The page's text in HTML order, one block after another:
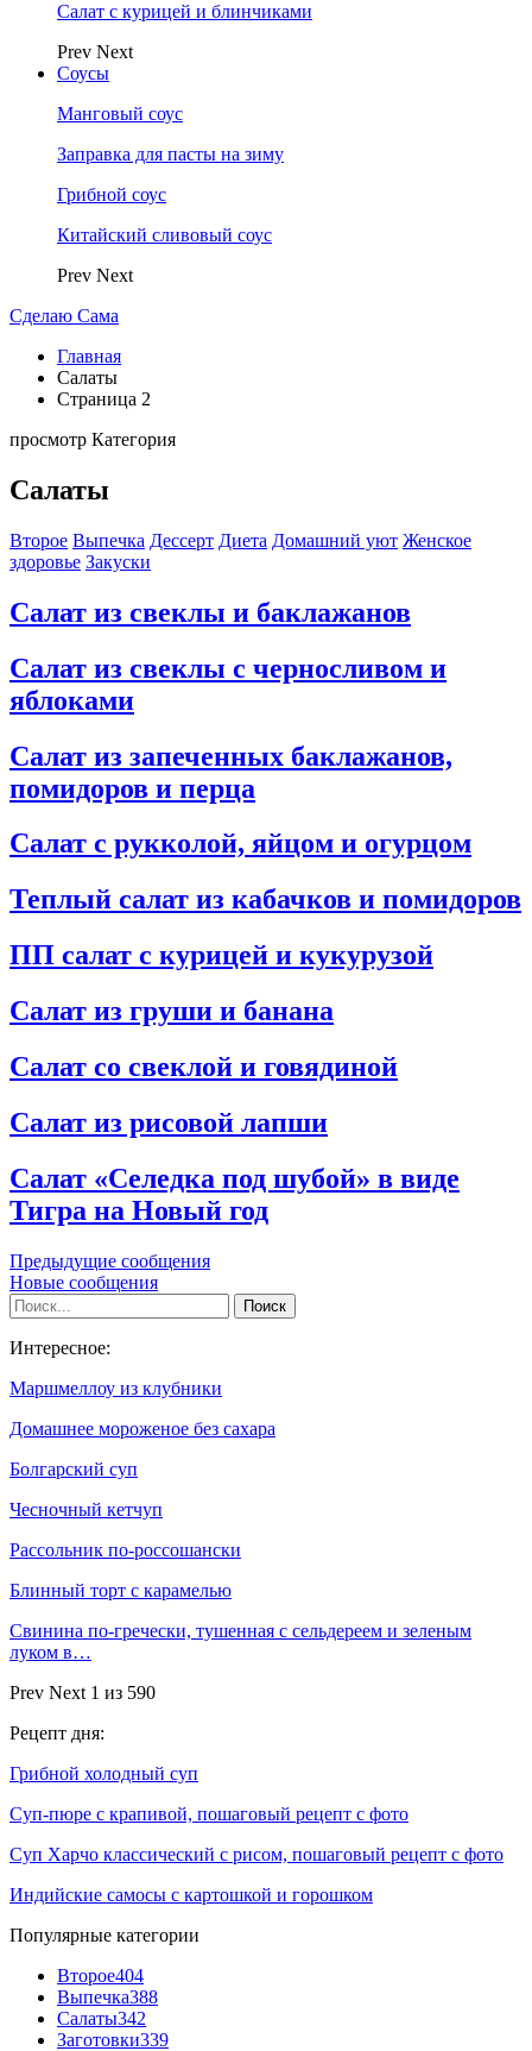
Салат с курицей и блинчиками
Prev Next
Соусы
Манговый соус
Заправка для пасты на зиму
Грибной соус
Китайский сливовый соус
Prev Next
Сделаю Сама
Главная
Салаты
Страница 2
просмотр Категория
Салаты
Второе Выпечка Дессерт Диета Домашний уют Женское
здоровье Закуски
Салат из свеклы и баклажанов
Салат из свеклы с черносливом и
яблоками
Салат из запеченных баклажанов,
помидоров и перца
Салат с рукколой, яйцом и огурцом
Теплый салат из кабачков и помидоров
ПП салат с курицей и кукурузой
Салат из груши и банана
Салат со свеклой и говядиной
Салат из рисовой лапши
Салат «Селедка под шубой» в виде
Тигра на Новый год
Предыдущие сообщения
Новые сообщения
Интересное:
Маршмеллоу из клубники
Домашнее мороженое без сахара
Болгарский суп
Чесночный кетчуп
Рассольник по-россошански
Блинный торт с карамелью
Свинина по-гречески, тушенная с сельдереем и зеленым
луком в…
Prev Next 1 из 590
Рецепт дня:
Грибной холодный суп
Суп-пюре с крапивой, пошаговый рецепт с фото
Cуп Харчо классический с рисом, пошаговый рецепт с фото
Индийские самосы с картошкой и горошком
Популярные категории
Второе404
Выпечка388
Салаты342
Заготовки339